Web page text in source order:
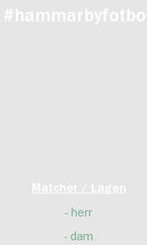
#hammarbyfotboll
Matcher / Lagen
herr
dam